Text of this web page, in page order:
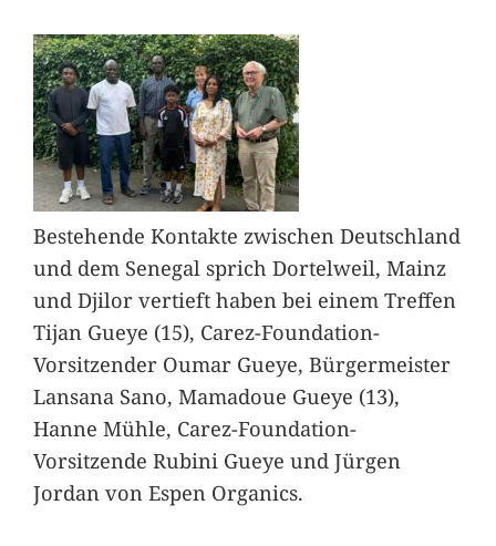
Bestehende Kontakte zwischen Deutschland
und dem Senegal sprich Dortelweil, Mainz
und Djilor vertieft haben bei einem Treffen
Tijan Gueye (15), Carez-Foundation-
Vorsitzender Oumar Gueye, Bürgermeister
Lansana Sano, Mamadoue Gueye (13),
Hanne Mühle, Carez-Foundation-
Vorsitzende Rubini Gueye und Jürgen
Jordan von Espen Organics.